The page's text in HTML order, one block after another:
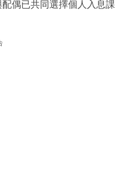
偶已共同選擇個人入息課